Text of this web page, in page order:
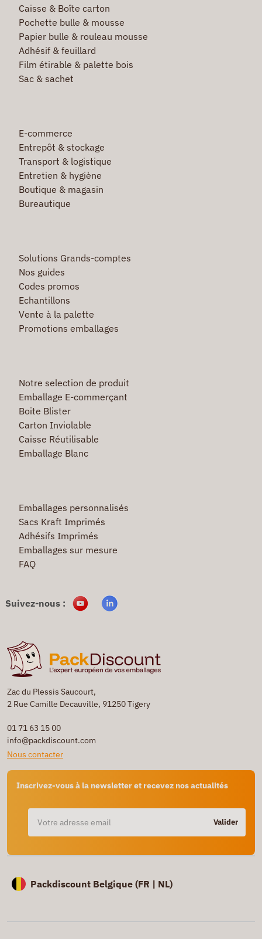
Zac du Plessis Saucourt,
2 Rue Camille Decauville, 91250 Tigery
01 71 63 15 00
info@packdiscount.com
Nous contacter
Inscrivez-vous à la newsletter et recevez nos actualités
Valider
Caisse & Boîte carton
Pochette bulle & mousse
Papier bulle & rouleau mousse
Adhésif & feuillard
Film étirable & palette bois
Sac & sachet
E-commerce
Entrepôt & stockage
Transport & logistique
Entretien & hygiène
Boutique & magasin
Bureautique
Solutions Grands-comptes
Nos guides
Codes promos
Echantillons
Vente à la palette
Promotions emballages
Notre selection de produit
Emballage E-commerçant
Boite Blister
Carton Inviolable
Caisse Réutilisable
Emballage Blanc
Emballages personnalisés
Sacs Kraft Imprimés
Adhésifs Imprimés
Emballages sur mesure
FAQ
Suivez-nous :
Packdiscount Belgique (FR | NL)